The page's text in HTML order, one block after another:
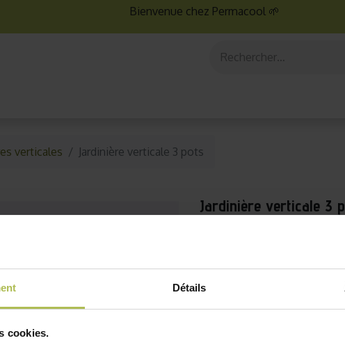
Détails
cookies.
Bienvenue chez Permacool 🌱
verticales Jardinière verticale 3 pots
Jardinière verticale 3
Ce produit est envoyé
jours ouvrés en France
Cette jardinière verticale
vos plantes d’intérieur
automatique permet
60 jours en hiver. De